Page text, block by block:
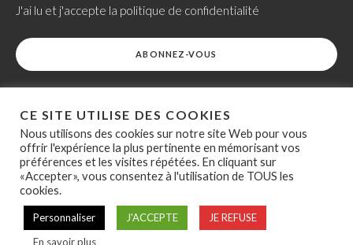
J'ai lu et j'accepte la politique de confidentialité
ACCESSIBILITÉ POLITIQUE RELATIVE AUX COOKIES
Politique de confidentialité / ASSOCIATION DES EPFL ©
CE SITE UTILISE DES COOKIES
Nous utilisons des cookies sur notre site Web pour vous
offrir l'expérience la plus pertinente en mémorisant vos
préférences et les visites répétées. En cliquant sur
«Accepter», vous consentez à l'utilisation de TOUS les
cookies.
Personnaliser J'ACCEPTE
JE REFUSE
En savoir plus